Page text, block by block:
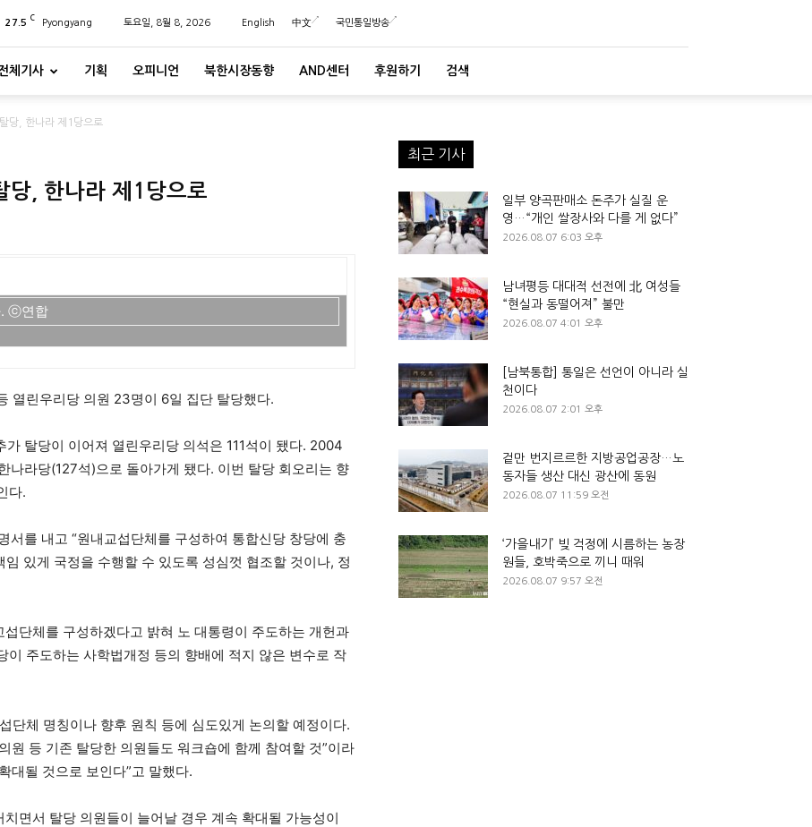
27.5 C Pyongyang 토요일, 8월 8, 2026 English 中文 국민통일방송
체기사 기획 오피니언 북한시장동향 AND센터 후원하기 검색
당, 한나라 제1당으로
당, 한나라 제1당으로
. ⓒ연합
열린우리당 의원 23명이 6일 집단 탈당했다.
탈당이 이어져 열린우리당 의석은 111석이 됐다. 2004
나라당(127석)으로 돌아가게 됐다. 이번 탈당 회오리는 향
다.
서를 내고 “원내교섭단체를 구성하여 통합신당 창당에 충
있게 국정을 수행할 수 있도록 성심껏 협조할 것이나, 정
단체를 구성하겠다고 밝혀 노 대통령이 주도하는 개헌과
주도하는 사학법개정 등의 향배에 적지 않은 변수로 작
단체 명칭이나 향후 원칙 등에 심도있게 논의할 예정이다.
원 등 기존 탈당한 의원들도 워크숍에 함께 참여할 것”이라
대될 것으로 보인다”고 말했다.
면서 탈당 의원들이 늘어날 경우 계속 확대될 가능성이
최근 기사
일부 양곡판매소 돈주가 실질 운
영…“개인 쌀장사와 다를 게 없다”
2026.08.07 6:03 오후
남녀평등 대대적 선전에 北 여성들
“현실과 동떨어져” 불만
2026.08.07 4:01 오후
[남북통합] 통일은 선언이 아니라 실
천이다
2026.08.07 2:01 오후
겉만 번지르르한 지방공업공장…노
동자들 생산 대신 광산에 동원
2026.08.07 11:59 오전
‘가을내기’ 빚 걱정에 시름하는 농장
원들, 호박죽으로 끼니 때워
2026.08.07 9:57 오전